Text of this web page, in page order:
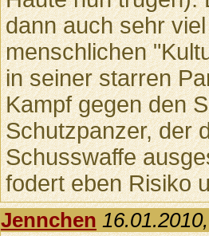
dann auch sehr
menschlichen
in seiner starren
Kampf gegen den
Schutzpanzer, der
Schusswaffe
fodert eben Risiko
Jennchen